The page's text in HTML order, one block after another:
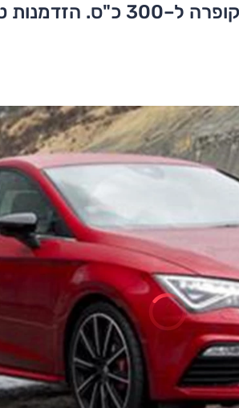
הספרדים עיגלו את ההספק של